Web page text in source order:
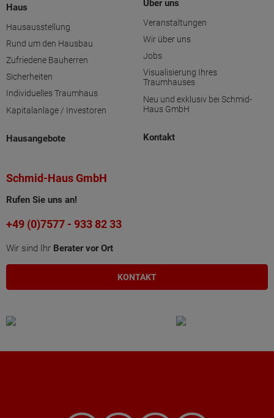
Haus
Hausausstellung
Rund um den Hausbau
Zufriedene Bauherren
Sicherheiten
Individuelles Traumhaus
Kapitalanlage / Investoren
Hausangebote
Über uns
Veranstaltungen
Wir über uns
Jobs
Visualisierung Ihres
Traumhauses
Neu und exklusiv bei Schmid-
Haus GmbH
Kontakt
Schmid-Haus GmbH
Rufen Sie uns an!
+49 (0)7577 - 933 82 33
Wir sind Ihr Berater vor Ort
KONTAKT